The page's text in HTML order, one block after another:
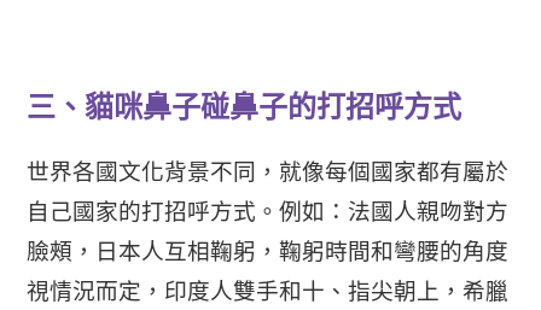
三、貓咪鼻子碰鼻子的打招呼方式
世界各國文化背景不同，就像每個國家都有屬於
自己國家的打招呼方式。例如：法國人親吻對方
臉頰，日本人互相鞠躬，鞠躬時間和彎腰的角度
視情況而定，印度人雙手和十、指尖朝上，希臘